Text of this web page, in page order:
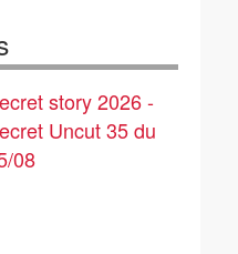
story 2026 -
Uncut 35 du
08